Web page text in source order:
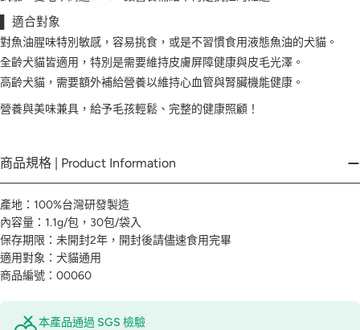
▌ 適合對象
對魚油腥味特別敏感，容易挑食，或是不習慣食用液態魚油的犬貓。
全齡犬貓皆適用，特別是需要維持皮膚屏障健康與皮毛光澤。
高齡犬貓，需要額外補給營養以維持心血管與腎臟機能健康。
營養與美味兼具，給予毛孩輕鬆、完整的健康照顧！
商品規格 | Product Information
產地：100%台灣研發製造
內容量：1.1g/包，30包/袋入
保存期限：未開封2年，開封後請儘速食用完畢
適用對象：犬貓通用
商品編號：00060
本產品通過 SGS 檢驗